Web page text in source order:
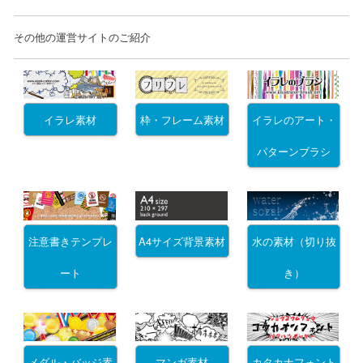
その他の運営サイトのご紹介
イラレ素材 枠・フレーム素材 イラレのアート・
パターンブラシ
注意書きテンプレ
ート
A4サイズ背景素材 水の素材（切り抜
き）